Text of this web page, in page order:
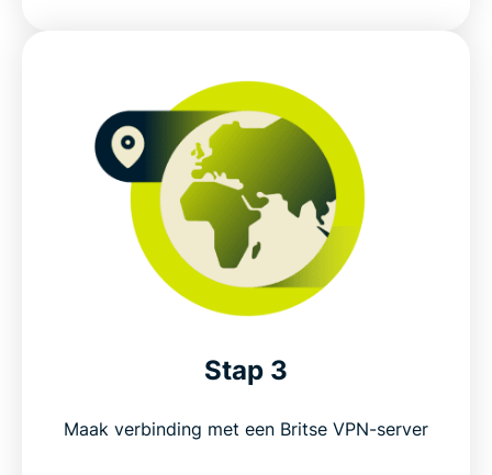
Stap 3
Maak verbinding met een Britse VPN-server